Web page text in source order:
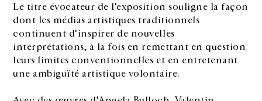
Le titre évocateur de l'exposition souligne la façon
dont les médias artistiques traditionnels
continuent d'inspirer de nouvelles
interprétations, à la fois en remettant en question
leurs limites conventionnelles et en entretenant
une ambiguïté artistique volontaire.